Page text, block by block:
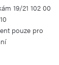
19/21 102 00
pouze pro